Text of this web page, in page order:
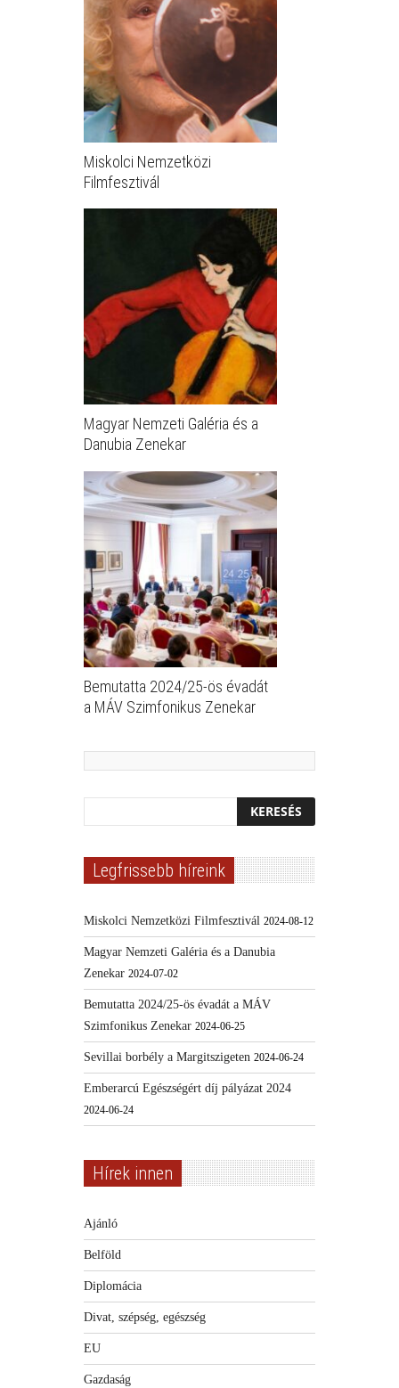
Miskolci Nemzetközi
Filmfesztivál
Magyar Nemzeti Galéria és a
Danubia Zenekar
Bemutatta 2024/25-ös évadát
a MÁV Szimfonikus Zenekar
Legfrissebb híreink
Miskolci Nemzetközi Filmfesztivál 2024-08-12
Magyar Nemzeti Galéria és a Danubia
Zenekar 2024-07-02
Bemutatta 2024/25-ös évadát a MÁV
Szimfonikus Zenekar 2024-06-25
Sevillai borbély a Margitszigeten 2024-06-24
Emberarcú Egészségért díj pályázat 2024
2024-06-24
Hírek innen
Ajánló
Belföld
Diplomácia
Divat, szépség, egészség
EU
Gazdaság